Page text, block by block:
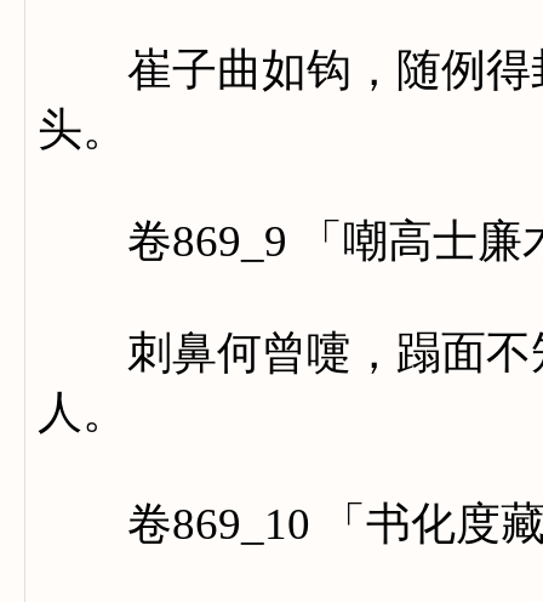
崔子曲如钩，随例得
头。
卷869_9 「嘲高士廉
刺鼻何曾嚏，蹋面不
人。
卷869_10 「书化度藏